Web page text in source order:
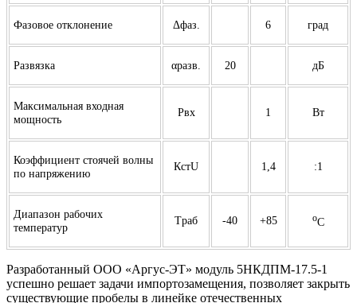
Фазовое отклонение Δфаз. 6 град
Развязка αразв. 20 дБ
Максимальная входная
мощность
Pвх 1 Вт
Коэффициент стоячей волны
по напряжению
КстU 1,4 :1
Диапазон рабочих
температур
Tраб -40 +85 oC
Разработанный ООО «Аргус-ЭТ» модуль 5НКДПМ-17.5-1
успешно решает задачи импортозамещения, позволяет закрыть
существующие пробелы в линейке отечественных